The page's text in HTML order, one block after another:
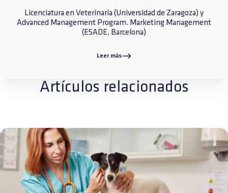
Licenciatura en Veterinaria (Universidad de Zaragoza) y
Advanced Management Program. Marketing Management
(ESADE, Barcelona)
Leer más
Artículos relacionados